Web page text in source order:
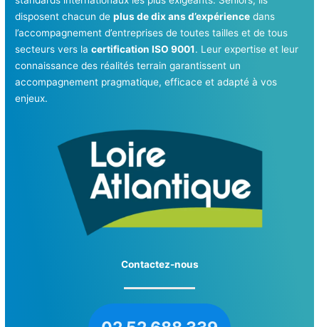
disposent chacun deplus de dix ans d’expérience dans
l’accompagnement d’entreprises de toutes tailles et de tous
secteurs vers lacertification ISO 9001. Leur expertise et leur
connaissance des réalités terrain garantissent un
accompagnement pragmatique, efficace et adapté à vos
enjeux.
Contactez-nous